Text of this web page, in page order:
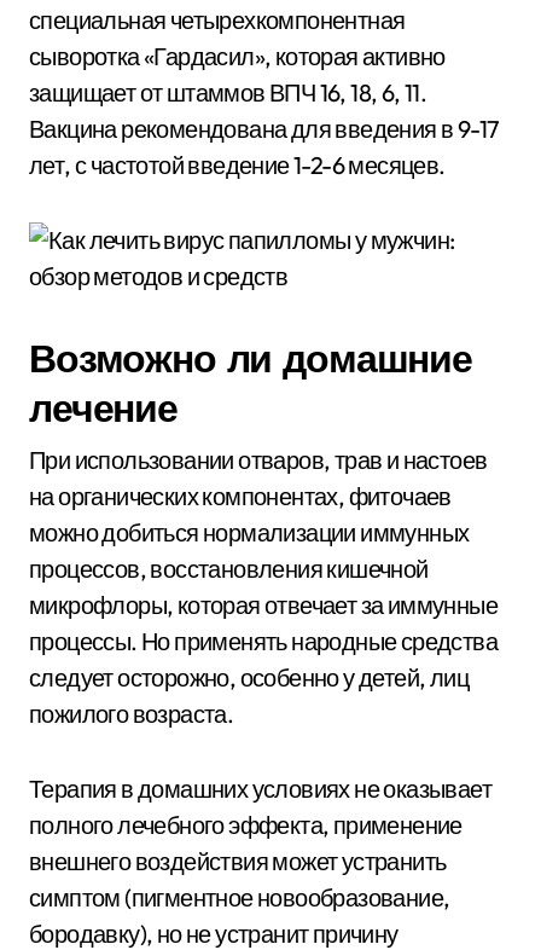
специальная четырехкомпонентная
сыворотка «Гардасил», которая активно
защищает от штаммов ВПЧ 16, 18, 6, 11.
Вакцина рекомендована для введения в 9-17
лет, с частотой введение 1-2-6 месяцев.
Возможно ли домашние
лечение
При использовании отваров, трав и настоев
на органических компонентах, фиточаев
можно добиться нормализации иммунных
процессов, восстановления кишечной
микрофлоры, которая отвечает за иммунные
процессы. Но применять народные средства
следует осторожно, особенно у детей, лиц
пожилого возраста.
Терапия в домашних условиях не оказывает
полного лечебного эффекта, применение
внешнего воздействия может устранить
симптом (пигментное новообразование,
бородавку), но не устранит причину